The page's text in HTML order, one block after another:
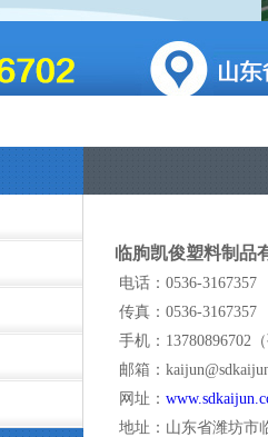
临朐凯俊塑料制品
电话：0536-3167357
传真：0536-3167357
手机：13780896702
邮箱：
网址：
地址：山东省潍坊市